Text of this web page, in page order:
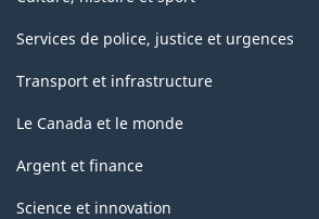
Services de police, justice et urgences
Transport et infrastructure
Le Canada et le monde
Argent et finance
Science et innovation